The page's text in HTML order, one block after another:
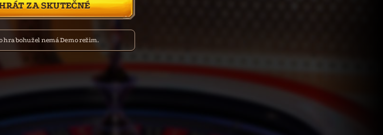
ZA SKUTEČNÉ
hra bohužel nemá Demo režim.